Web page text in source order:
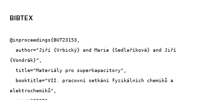
BIBTEX
@inproceedings{BUT23153,
{Vondrák}",
elektrochemiků",